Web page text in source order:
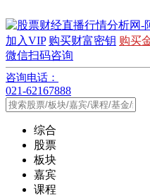
加入VIP 购买财富密钥 购买
微信扫码咨询
咨询电话：
021-62167888
综合
股票
板块
嘉宾
课程